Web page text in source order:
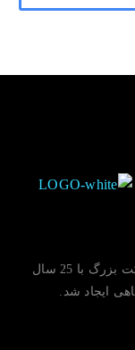
این شرکت در سال 1396 توسط چندین شرکت بزرگ با 25 سال
ایجاد شد.